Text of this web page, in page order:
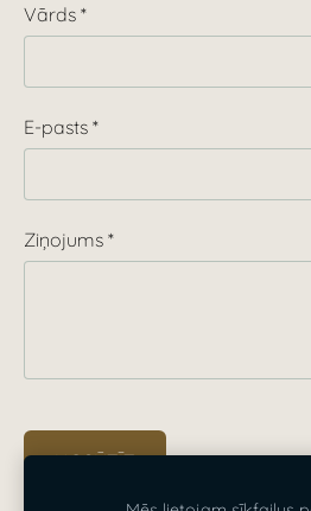
Vārds *
E-pasts *
Ziņojums *